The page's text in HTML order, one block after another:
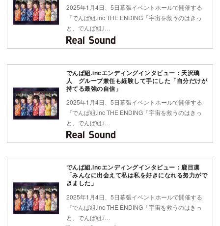
2025年1月4日、5日幕張イベントホールで開催する
『でんぱ組.inc THE ENDING「宇宙を救うのはきっ
と、でんぱ組.i…
でんぱ組.incエンディングインタビュー：天沢璃
人 グループ兼任も経験して手にした「自分だけが
持てる最強の自信」
2025年1月4日、5日幕張イベントホールで開催する
『でんぱ組.inc THE ENDING「宇宙を救うのはきっ
と、でんぱ組.i…
でんぱ組.incエンディングインタビュー：鹿目凛
「みんなに出会えて私は私を好きになれる努力がで
きました」
2025年1月4日、5日幕張イベントホールで開催する
『でんぱ組.inc THE ENDING「宇宙を救うのはきっ
と、でんぱ組.i…